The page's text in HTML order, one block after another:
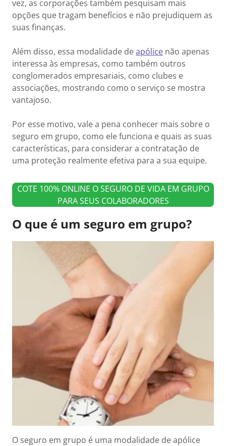
vez, as corporações também pesquisam mais
opções que tragam benefícios e não prejudiquem as
suas finanças.
Além disso, essa modalidade deapólice não apenas
interessa às empresas, como também outros
conglomerados empresariais, como clubes e
associações, mostrando como o serviço se mostra
vantajoso.
Por esse motivo, vale a pena conhecer mais sobre o
seguro em grupo, como ele funciona e quais as suas
características, para considerar a contratação de
uma proteção realmente efetiva para a sua equipe.
COTE 100% ONLINE O SEGURO DE VIDA EM GRUPO
PARA SEUS COLABORADORES
O que é um seguro em grupo?
O seguro em grupo é uma modalidade de apólice